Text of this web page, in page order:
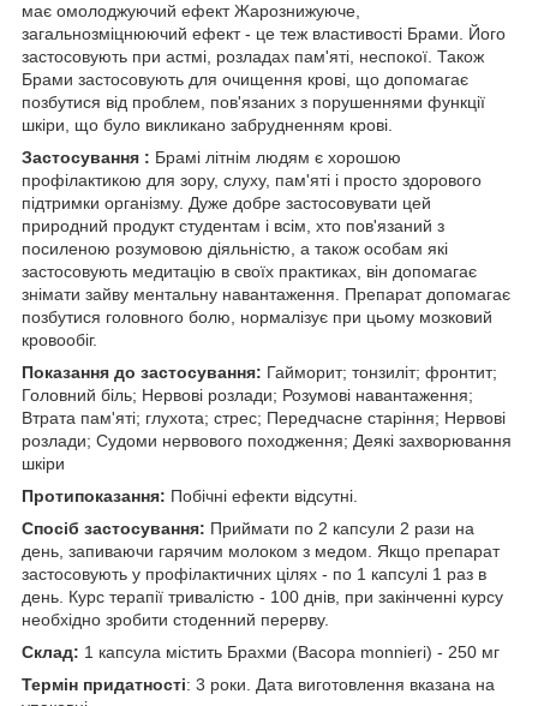
має омолоджуючий ефект Жарознижуюче,
загальнозміцнюючий ефект - це теж властивості Брами. Його
застосовують при астмі, розладах пам'яті, неспокої. Також
Брами застосовують для очищення крові, що допомагає
позбутися від проблем, пов'язаних з порушеннями функції
шкіри, що було викликано забрудненням крові.
Застосування : Брамі літнім людям є хорошою
профілактикою для зору, слуху, пам'яті і просто здорового
підтримки організму. Дуже добре застосовувати цей
природний продукт студентам і всім, хто пов'язаний з
посиленою розумовою діяльністю, а також особам які
застосовують медитацію в своїх практиках, він допомагає
знімати зайву ментальну навантаження. Препарат допомагає
позбутися головного болю, нормалізує при цьому мозковий
кровообіг.
Показання до застосування: Гайморит; тонзиліт; фронтит;
Головний біль; Нервові розлади; Розумові навантаження;
Втрата пам'яті; глухота; стрес; Передчасне старіння; Нервові
розлади; Судоми нервового походження; Деякі захворювання
шкіри
Протипоказання: Побічні ефекти відсутні.
Спосіб застосування: Приймати по 2 капсули 2 рази на
день, запиваючи гарячим молоком з медом. Якщо препарат
застосовують у профілактичних цілях - по 1 капсулі 1 раз в
день. Курс терапії тривалістю - 100 днів, при закінченні курсу
необхідно зробити стоденний перерву.
Склад: 1 капсула містить Брахми (Bacopa monnieri) - 250 мг
Термін придатності: 3 роки. Дата виготовлення вказана на